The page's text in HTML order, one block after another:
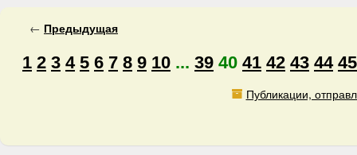
← Предыдущая
1 2 3 4 5 6 7 8 9 10 ... 39 40 41 42 43 44 45
Публикации,